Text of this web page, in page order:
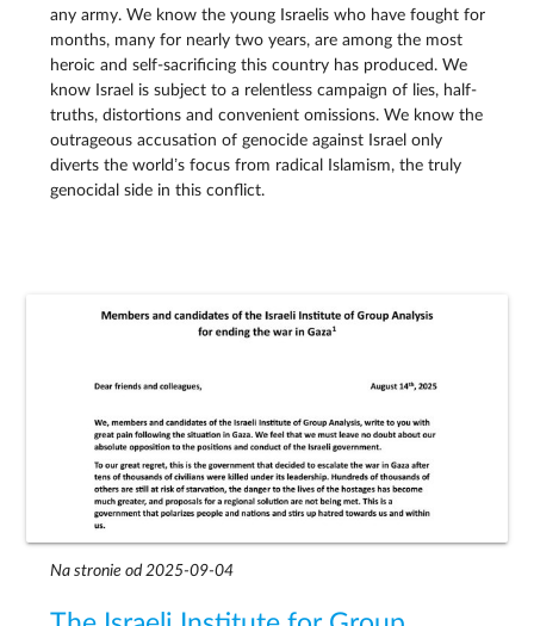
any army. We know the young Israelis who have fought for
months, many for nearly two years, are among the most
heroic and self-sacrificing this country has produced. We
know Israel is subject to a relentless campaign of lies, half-
truths, distortions and convenient omissions. We know the
outrageous accusation of genocide against Israel only
diverts the world’s focus from radical Islamism, the truly
genocidal side in this conflict.
Na stronie od 2025-09-04